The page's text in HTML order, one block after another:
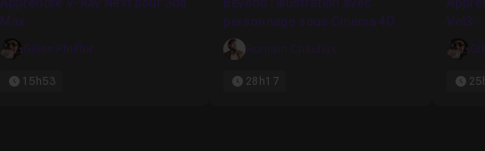
Max
Gilles Pfeiffer
15h53
personnage sous Cinema 4D
Romain Chauliac
28h17
Vol3